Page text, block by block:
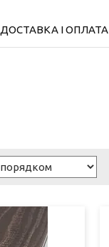
ДОСТАВКА І ОПЛАТА